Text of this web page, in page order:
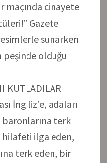
maçında cinayete
Gazete
sunarken
peşinde olduğu
KUTLADILAR
İngiliz’e, adaları
baronlarına terk
hilafeti ilga eden,
terk eden, bir